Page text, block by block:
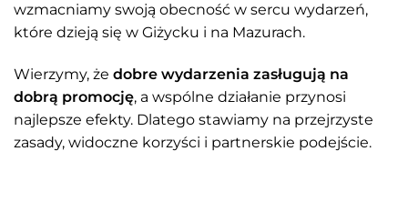
wzmacniamy swoją obecność w sercu wydarzeń,
które dzieją się w Giżycku i na Mazurach.
Wierzymy, że dobre wydarzenia zasługują na
dobrą promocję, a wspólne działanie przynosi
najlepsze efekty. Dlatego stawiamy na przejrzyste
zasady, widoczne korzyści i partnerskie podejście.